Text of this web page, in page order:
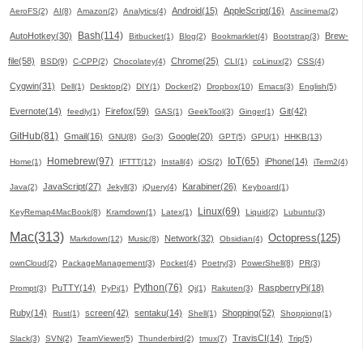
AeroFS(2) AI(8) Amazon(2) Analytics(4) Android(15) AppleScript(16) Asciinema(2)
AutoHotkey(30) Bash(114) Bitbucket(1) Blog(2) Bookmarklet(4) Bootstrap(3) Brew-
file(58) BSD(9) C-CPP(2) Chocolatey(4) Chrome(25) CLI(1) coLinux(2) CSS(4)
Cygwin(31) Dell(1) Desktop(2) DIY(1) Docker(2) Dropbox(10) Emacs(3) English(5)
Evernote(14) feedly(1) Firefox(59) GAS(1) GeekTool(3) Ginger(1) Git(42)
GitHub(81) Gmail(16) GNU(8) Go(3) Google(20) GPT(5) GPU(1) HHKB(13)
Home(1) Homebrew(97) IFTTT(12) Install(4) iOS(2) IoT(65) iPhone(14) iTerm2(4)
Java(2) JavaScript(27) Jekyll(3) jQuery(4) Karabiner(26) Keyboard(1)
KeyRemap4MacBook(8) Kramdown(1) Latex(1) Linux(69) Liquid(2) Lubuntu(3)
Mac(313) Markdown(12) Music(8) Network(32) Obsidian(4) Octopress(125)
ownCloud(2) PackageManagement(3) Pocket(4) Poetry(3) PowerShell(8) PR(3)
Prompt(3) PuTTY(14) PyPi(1) Python(76) Qi(1) Rakuten(3) RaspberryPi(18)
Ruby(14) Rust(1) screen(42) sentaku(14) Shell(1) Shopping(52) Shoppiong(1)
Slack(3) SVN(2) TeamViewer(5) Thunderbird(2) tmux(7) TravisCI(14) Trip(5)